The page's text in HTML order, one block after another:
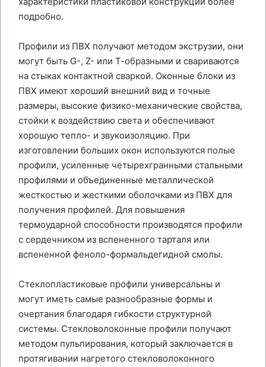
подробно.
Профили из ПВХ получают методом экструзии, они
могут быть G-, Z- или Т-образными и свариваются
на стыках контактной сваркой. Оконные блоки из
ПВХ имеют хороший внешний вид и точные
размеры, высокие физико-механические свойства,
стойки к воздействию света и обеспечивают
хорошую тепло- и звукоизоляцию. При
изготовлении больших окон используются полые
профили, усиленные четырехгранными стальными
профилями и объединенные металлической
жесткостью и жесткими оболочками из ПВХ для
получения профилей. Для повышения
термоударной способности производятся профили
с сердечником из вспененного тарталя или
вспененной феноло-формальдегидной смолы.
Стеклопластиковые профили универсальны и
могут иметь самые разнообразные формы и
очертания благодаря гибкости структурной
системы. Стекловолоконные профили получают
методом пульпирования, который заключается в
протягивании нагретого стекловолоконного